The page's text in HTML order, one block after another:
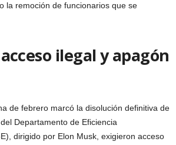
la remoción de funcionarios que se
ilegal y apagón
de febrero marcó la disolución definitiva de
Departamento de Eficiencia
dirigido por Elon Musk, exigieron acceso